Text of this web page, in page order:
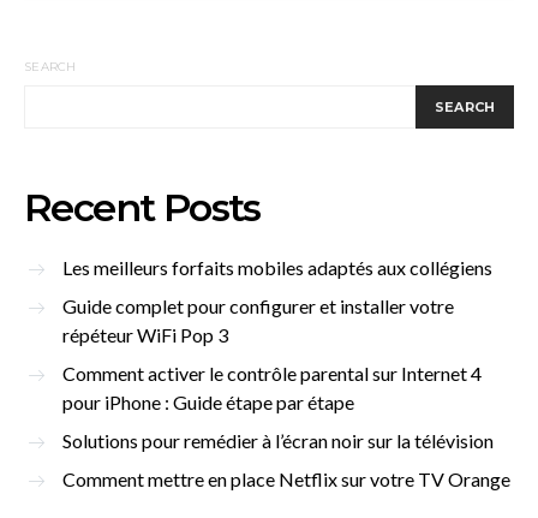
SEARCH
SEARCH
Recent Posts
Les meilleurs forfaits mobiles adaptés aux collégiens
Guide complet pour configurer et installer votre
répéteur WiFi Pop 3
Comment activer le contrôle parental sur Internet 4
pour iPhone : Guide étape par étape
Solutions pour remédier à l’écran noir sur la télévision
Comment mettre en place Netflix sur votre TV Orange